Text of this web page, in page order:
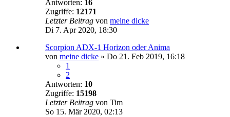
Antworten: 16
Zugriffe: 12171
Letzter Beitrag von meine dicke
Di 7. Apr 2020, 18:30
Scorpion ADX-1 Horizon oder Anima
von meine dicke » Do 21. Feb 2019, 16:18
1
2
Antworten: 10
Zugriffe: 15198
Letzter Beitrag von Tim
So 15. Mär 2020, 02:13